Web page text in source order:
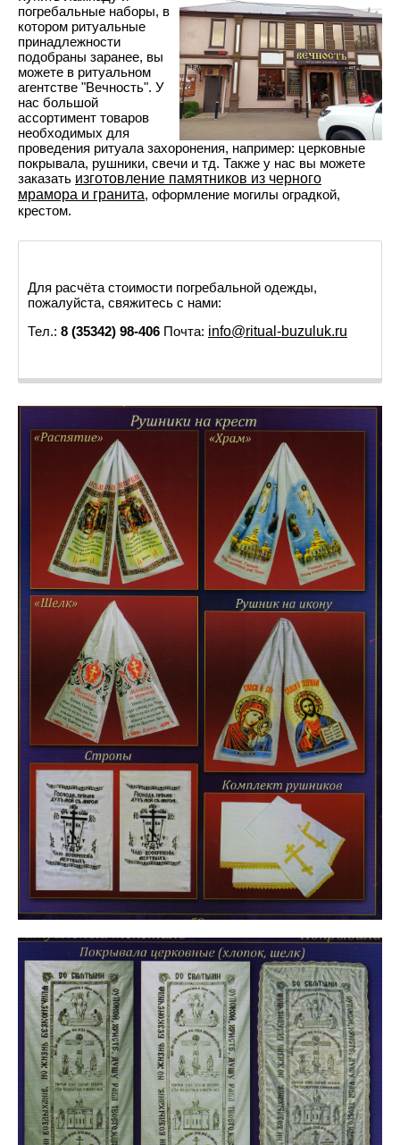
погребальные наборы, в
котором ритуальные
принадлежности
подобраны заранее, вы
можете в ритуальном
агентстве "Вечность". У
нас большой
ассортимент товаров
необходимых для
проведения ритуала захоронения, например: церковные
покрывала, рушники, свечи и тд. Также у нас вы можете
заказать изготовление памятников из черного
мрамора и гранита, оформление могилы оградкой,
крестом.
Для расчёта стоимости погребальной одежды,
пожалуйста, свяжитесь с нами:
Тел.: 8 (35342) 98-406 Почта: info@ritual-buzuluk.ru